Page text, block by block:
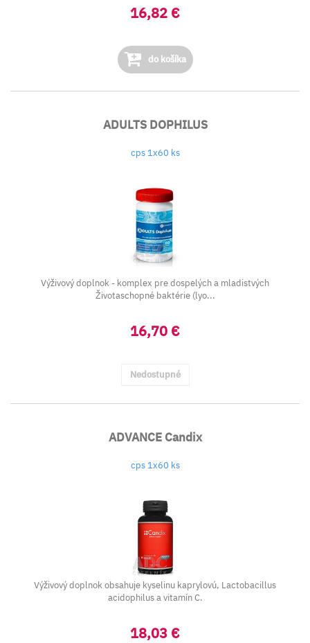
16,82 €
do košíka
ADULTS DOPHILUS
cps 1x60 ks
Výživový doplnok - komplex pre dospelých a mladistvých
Životaschopné baktérie (lyo...
16,70 €
Nedostupné
ADVANCE Candix
cps 1x60 ks
Výživový doplnok obsahuje kyselinu kaprylovú, Lactobacillus
acidophilus a vitamín C.
18,03 €